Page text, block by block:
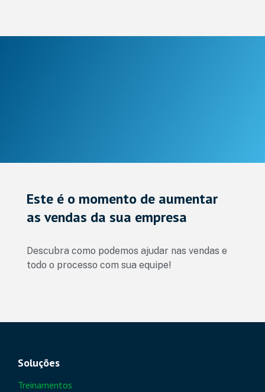
Este é o momento de aumentar
as vendas da sua empresa
Descubra como podemos ajudar nas vendas e
todo o processo com sua equipe!
Soluções
Treinamentos